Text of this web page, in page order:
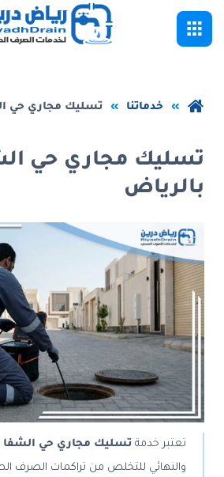
تخطي
الصفحة
الرئيسية
خدماتنا تسليك مجاري حي
تسليك مجاري حي
بالرياض
تعتبر خدمة تسليك مجاري حي الشفا
والنهائي للتخلص من تراكمات الصرف